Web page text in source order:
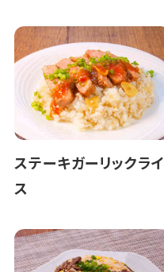
ステーキガーリックライ
ス